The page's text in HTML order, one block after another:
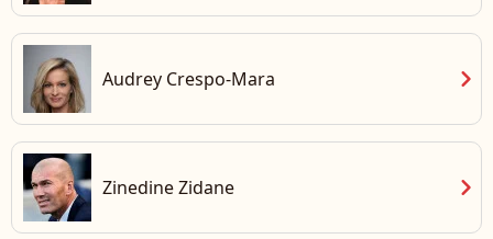
Audrey Crespo-Mara chevron_right
Zinedine Zidane chevron_right